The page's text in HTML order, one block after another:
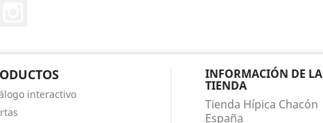
interactivo
INFORMACIÓN DE LA
TIENDA
Tienda Hípica Chacón
España